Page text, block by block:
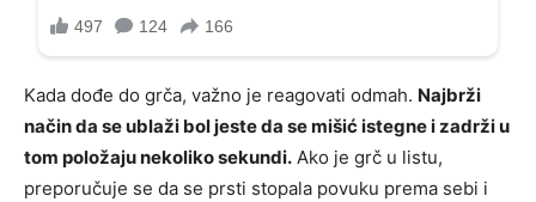
Kada dođe do grča, važno je reagovati odmah. Najbrži
način da se ublaži bol jeste da se mišić istegne i zadrži u
tom položaju nekoliko sekundi. Ako je grč u listu,
preporučuje se da se prsti stopala povuku prema sebi i